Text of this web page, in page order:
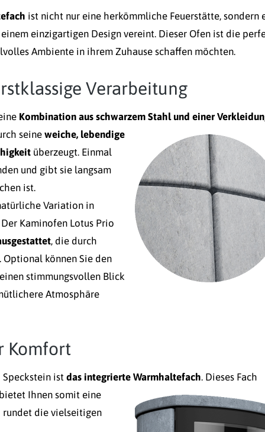
ist nicht nur eine herkömmliche Feuerstätte, sondern
einzigartigen Design vereint. Dieser Ofen ist die
Ambiente in ihrem Zuhause schaffen möchten.
Verarbeitung
Kombination aus schwarzem Stahl und einer
seine weiche, lebendige
überzeugt. Einmal
und gibt sie langsam
ist.
Variation in
Kaminofen Lotus Prio
, die durch
können Sie den
stimmungsvollen Blick
Atmosphäre
Komfort
ist das integrierte Warmhaltefach. Dieses Fach
Ihnen somit eine
die vielseitigen